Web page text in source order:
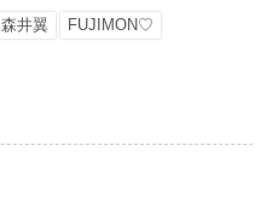
森井翼 FUJIMON♡